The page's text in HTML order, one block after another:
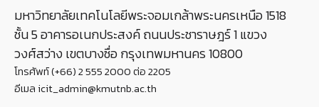
มหาวิทยาลัยเทคโนโลยีพระจอมเกล้าพระนครเหนือ 1518
ชั้น 5 อาคารอเนกประสงค์ ถนนประชาราษฎร์ 1 แขวง
วงศ์สว่าง เขตบางซื่อ กรุงเทพมหานคร 10800
โทรศัพท์ (+66) 2 555 2000 ต่อ 2205
อีเมล icit_admin@kmutnb.ac.th